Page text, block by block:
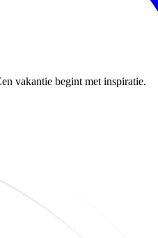
vakantie begint met inspiratie.